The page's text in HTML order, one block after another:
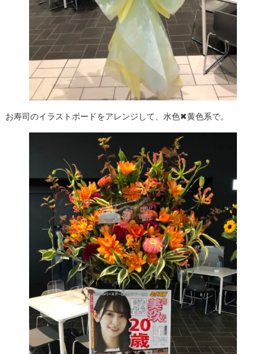
お寿司のイラストボードをアレンジして、水色✖黄色系で。